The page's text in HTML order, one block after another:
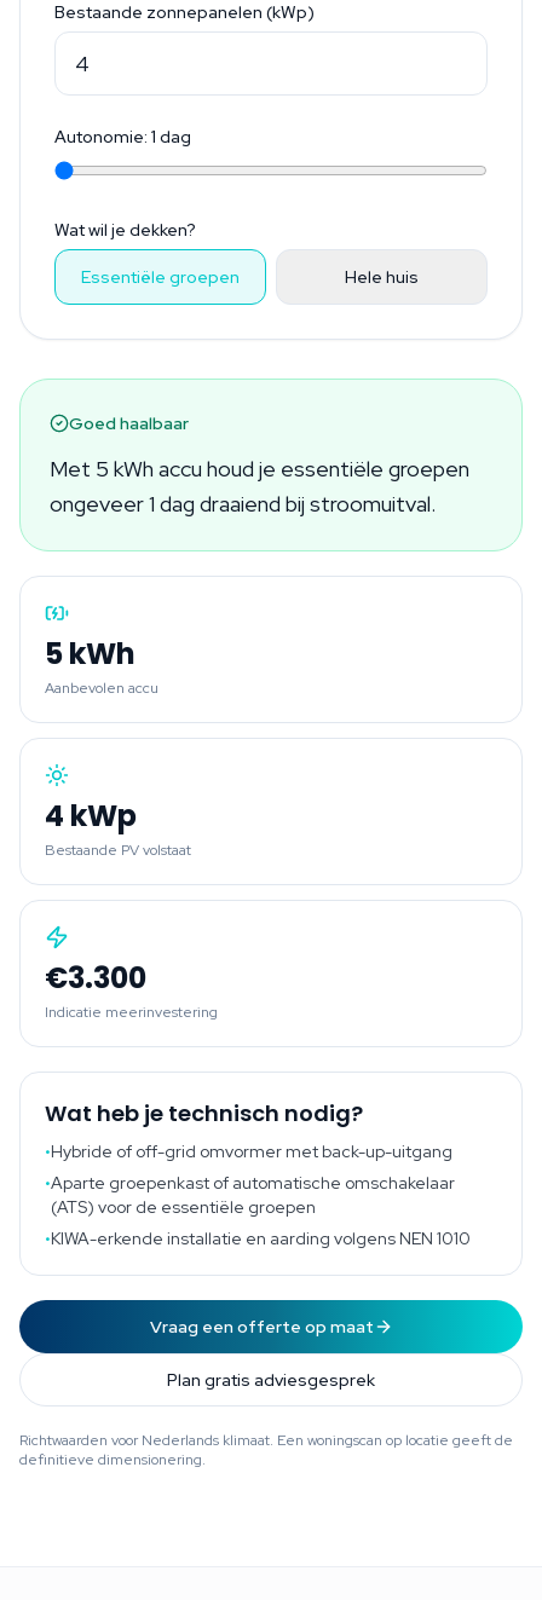
Bestaande zonnepanelen (kWp)
Autonomie: 1 dag
Wat wil je dekken?
Essentiële groepen Hele huis
Goed haalbaar
Met 5 kWh accu houd je essentiële groepen
ongeveer 1 dag draaiend bij stroomuitval.
5kWh
Aanbevolen accu
4 kWp
Bestaande PV volstaat
€3.300
Indicatie meerinvestering
Wat heb je technisch nodig?
•Hybride of off-grid omvormer met back-up-uitgang
•Aparte groepenkast of automatische omschakelaar
(ATS) voor de essentiële groepen
•KIWA-erkende installatie en aarding volgens NEN 1010
Vraag een offerte op maat
Plan gratis adviesgesprek
Richtwaarden voor Nederlands klimaat. Een woningscan op locatie geeft de
definitieve dimensionering.